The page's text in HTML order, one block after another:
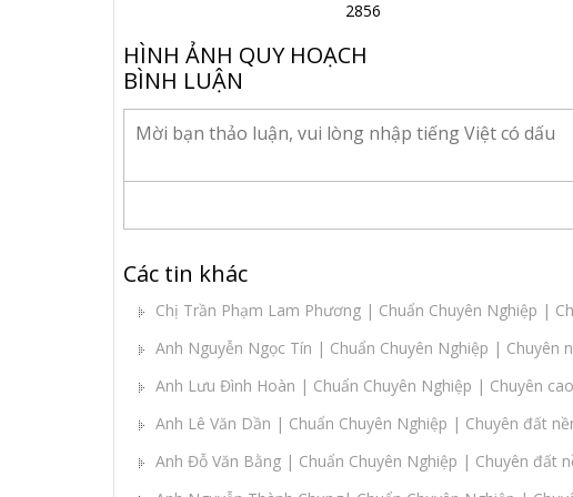
2856
HÌNH ẢNH QUY HOẠCH
BÌNH LUẬN
Các tin khác
Chị Trần Phạm Lam Phương | Chuẩn Chuyên Nghiệp |
Anh Nguyễn Ngọc Tín | Chuẩn Chuyên Nghiệp | Chuyên
Anh Lưu Đình Hoàn | Chuẩn Chuyên Nghiệp | Chuyên
Anh Lê Văn Dần | Chuẩn Chuyên Nghiệp | Chuyên đất
Anh Đỗ Văn Bằng | Chuẩn Chuyên Nghiệp | Chuyên đất